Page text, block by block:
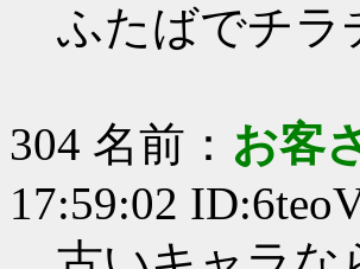
ふたばでチラ
304 名前： お客
17:59:02